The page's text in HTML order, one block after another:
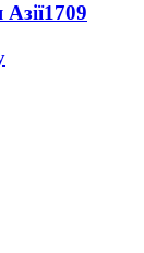
1709